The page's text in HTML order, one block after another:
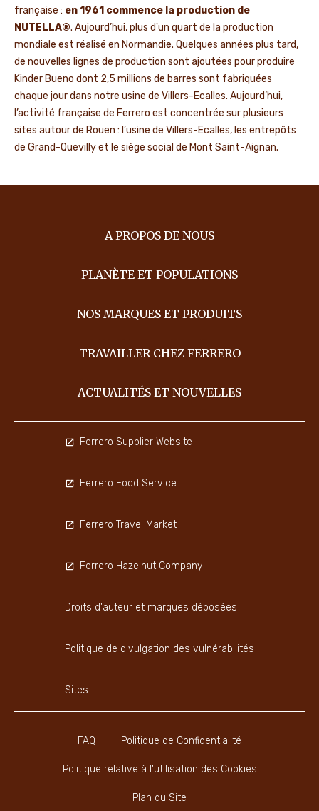
française : en 1961 commence la production de
NUTELLA®. Aujourd’hui, plus d'un quart de la production
mondiale est réalisé en Normandie. Quelques années plus tard,
de nouvelles lignes de production sont ajoutées pour produire
Kinder Bueno dont 2,5 millions de barres sont fabriquées
chaque jour dans notre usine de Villers-Ecalles. Aujourd’hui,
l’activité française de Ferrero est concentrée sur plusieurs
sites autour de Rouen : l’usine de Villers-Ecalles, les entrepôts
de Grand-Quevilly et le siège social de Mont Saint-Aignan.
A PROPOS DE NOUS
PLANÈTE ET POPULATIONS
NOS MARQUES ET PRODUITS
TRAVAILLER CHEZ FERRERO
ACTUALITÉS ET NOUVELLES
FAQ Politique de Confidentialité
Politique relative à l'utilisation des Cookies
Plan du Site
Ferrero Supplier Website
Ferrero Food Service
Ferrero Travel Market
Ferrero Hazelnut Company
Droits d'auteur et marques déposées
Politique de divulgation des vulnérabilités
Sites